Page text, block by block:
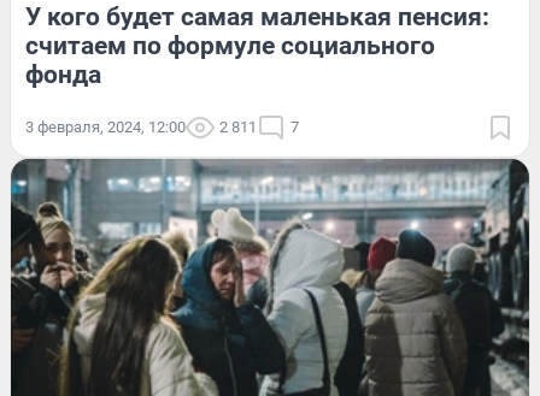
У кого будет самая маленькая пенсия:
считаем по формуле социального
фонда
3 февраля, 2024, 12:00 2 811 7